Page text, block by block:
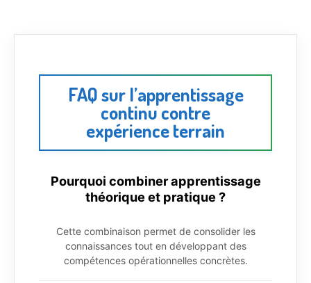
FAQ sur l’apprentissage
continu contre
expérience terrain
Pourquoi combiner apprentissage
théorique et pratique ?
Cette combinaison permet de consolider les
connaissances tout en développant des
compétences opérationnelles concrètes.